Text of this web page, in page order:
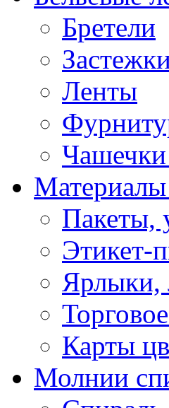
Бретели
Ленты
Чашечки
Материалы
Пакеты,
Этикет-
Ярлыки,
Карты
Молнии